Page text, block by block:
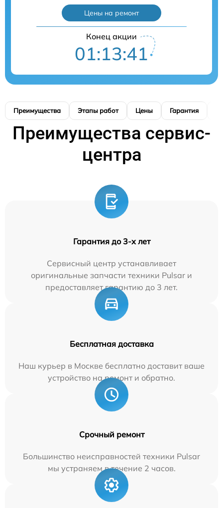
Цены на ремонт
Конец акции
01:13:39
Преимущества Этапы работ Цены Гарантия
Преимущества сервис-
центра
Гарантия до 3-х лет
Сервисный центр устанавливает
оригинальные запчасти техники Pulsar и
предоставляет гарантию до 3 лет.
Бесплатная доставка
Наш курьер в Москве бесплатно доставит ваше
устройство на ремонт и обратно.
Срочный ремонт
Большинство неисправностей техники Pulsar
мы устраняем в течение 2 часов.